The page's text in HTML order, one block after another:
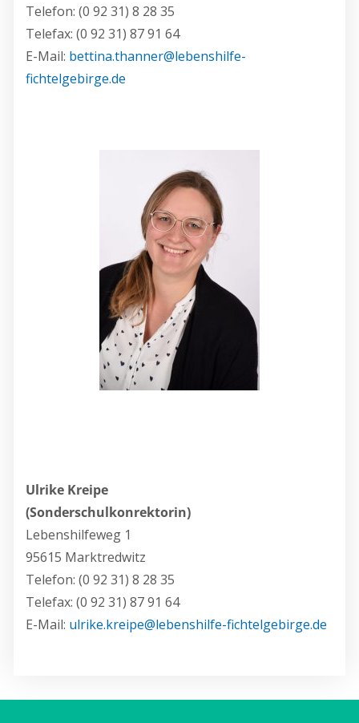
Telefon: (0 92 31) 8 28 35
Telefax: (0 92 31) 87 91 64
E-Mail: bettina.thanner@lebenshilfe-
fichtelgebirge.de
Ulrike Kreipe
(Sonderschulkonrektorin)
Lebenshilfeweg 1
95615 Marktredwitz
Telefon: (0 92 31) 8 28 35
Telefax: (0 92 31) 87 91 64
E-Mail: ulrike.kreipe@lebenshilfe-fichtelgebirge.de